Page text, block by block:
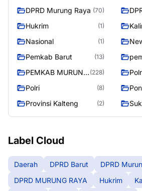
DPRD Murung Raya (70)
Hukrim (1)
Nasional (1)
Pemkab Barut (13)
PEMKAB MURUNG (228)
Polri (8)
Provinsi Kalteng (2)
Label Cloud
Daerah DPRD Barut
DPRD
DPRD MURUNG RAYA
Hukrim